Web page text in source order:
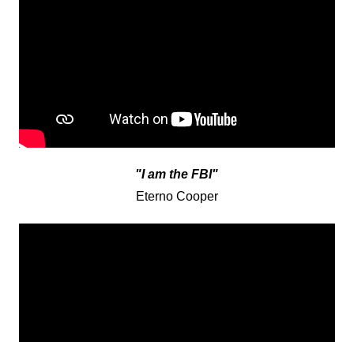
"I am the FBI"
Eterno Cooper